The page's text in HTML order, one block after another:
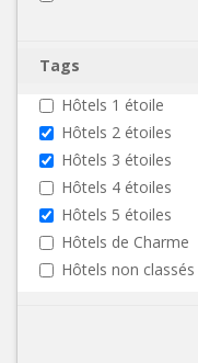
Tags
Hôtels 1 étoile
Hôtels 2 étoiles
Hôtels 3 étoiles
Hôtels 4 étoiles
Hôtels 5 étoiles
Hôtels de Charme
Hôtels non classés